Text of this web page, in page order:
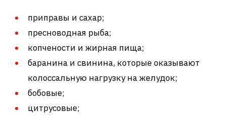
приправы и сахар;
пресноводная рыба;
копчености и жирная пища;
баранина и свинина, которые оказывают
колоссальную нагрузку на желудок;
бобовые;
цитрусовые;